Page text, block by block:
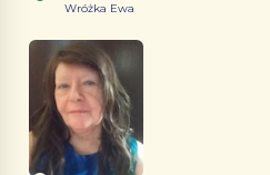
Wróżka Ewa